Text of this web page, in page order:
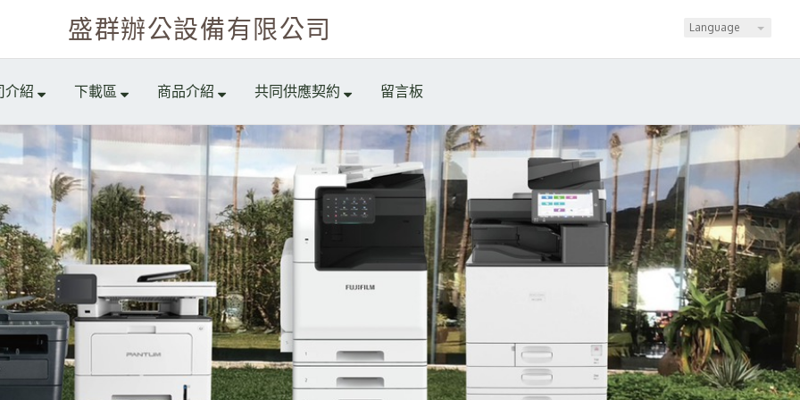
Language
盛群辦公設備有限公司
介紹 下載區 商品介紹 共同供應契約 留言板